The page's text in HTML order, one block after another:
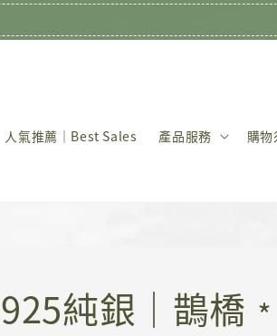
人氣推薦｜Best Sales 產品服務 購
925純銀｜鵲橋